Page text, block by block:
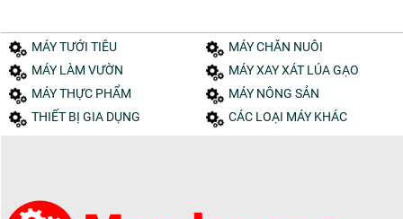
MÁY TƯỚI TIÊU
MÁY CHĂN NUÔI
MÁY LÀM VƯỜN
MÁY XAY XÁT LÚA GẠO
MÁY THỰC PHẨM
MÁY NÔNG SẢN
THIẾT BỊ GIA DỤNG
CÁC LOẠI MÁY KHÁC